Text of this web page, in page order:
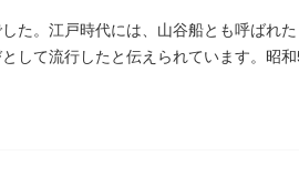
た。江戸時代には、山谷船とも呼ばれ
して流行したと伝えられています。昭和